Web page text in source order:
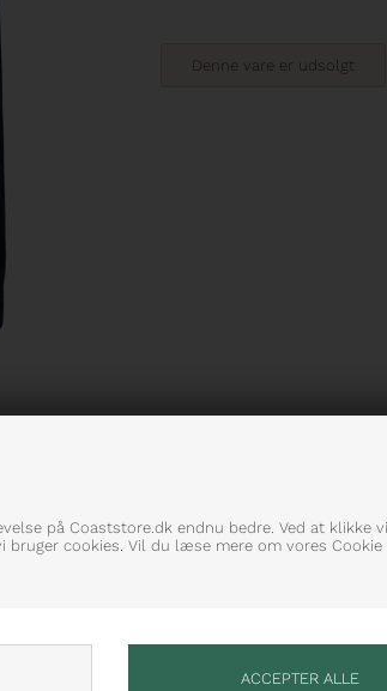
på Coaststore.dk endnu bedre. Ved at klikke
bruger cookies. Vil du læse mere om vores Cookie
Denne vare er udsolgt